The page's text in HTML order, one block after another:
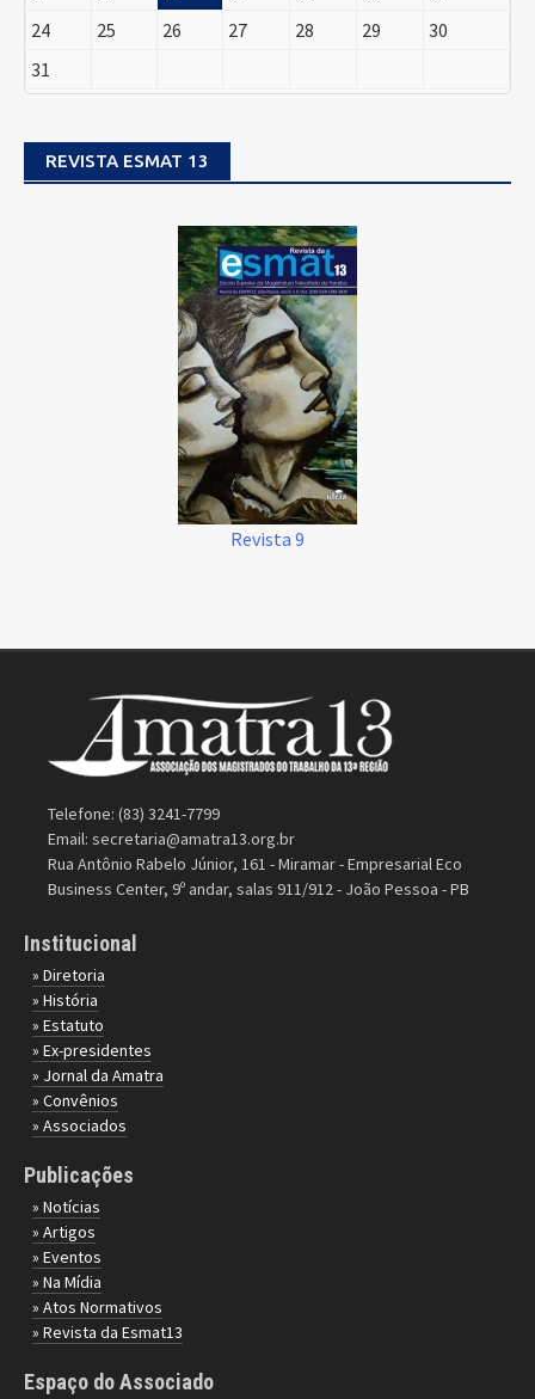
24
25 26 27 28 29
30
31
REVISTA ESMAT 13
Revista 9
Telefone: (83) 3241-7799
Email: secretaria@amatra13.org.br
Rua Antônio Rabelo Júnior, 161 - Miramar - Empresarial Eco
Business Center, 9º andar, salas 911/912 - João Pessoa - PB
Institucional
» Diretoria
» História
» Estatuto
» Ex-presidentes
» Jornal da Amatra
» Convênios
» Associados
Publicações
» Notícias
» Artigos
» Eventos
» Na Mídia
» Atos Normativos
» Revista da Esmat13
Espaço do Associado